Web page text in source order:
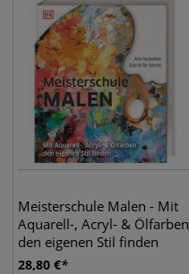
Meisterschule Malen - Mit
Aquarell-, Acryl- & Ölfarben
den eigenen Stil finden
28,80 €